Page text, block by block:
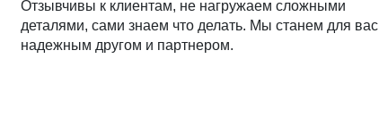
Отзывчивы к клиентам, не нагружаем сложными
деталями, сами знаем что делать. Мы станем для вас
надежным другом и партнером.